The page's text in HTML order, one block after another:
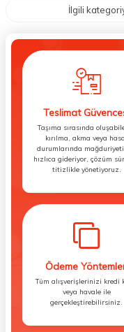
İlgili
Teslimat
Taşıma sırasında
kırılma, akma veya
durumlarında
hızlıca gideriyor, çözüm
titizlikle yönetiyoruz.
Ödeme
Tüm alışverişlerinizi kredi
veya havale ile
gerçekleştirebilirsiniz.